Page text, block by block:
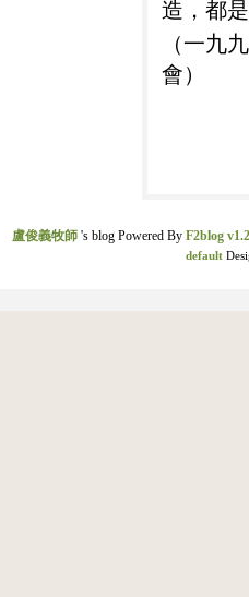
造，都
（一九
會）
盧俊義牧師's blog Powered By F2blog
default